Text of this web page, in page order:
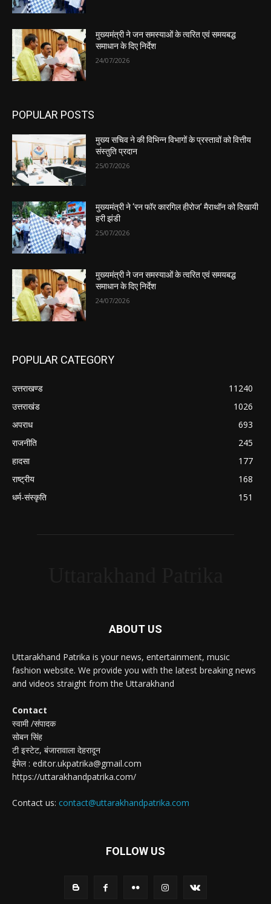
मुख्यमंत्री ने जन समस्याओं के त्वरित एवं समयबद्ध
समाधान के दिए निर्देश
24/07/2026
POPULAR POSTS
मुख्य सचिव ने की विभिन्न विभागों के प्रस्तावों को वित्तीय
संस्तुति प्रदान
25/07/2026
मुख्यमंत्री ने ‘रन फॉर कारगिल हीरोज’ मैराथॉन को दिखायी
हरी झंडी
25/07/2026
मुख्यमंत्री ने जन समस्याओं के त्वरित एवं समयबद्ध
समाधान के दिए निर्देश
24/07/2026
POPULAR CATEGORY
उत्तराखण्ड
11240
उत्तराखंड
1026
अपराध
693
राजनीति
245
हादसा
177
राष्ट्रीय
168
धर्म-संस्कृति
151
ABOUT US
Uttarakhand Patrika is your news, entertainment, music
fashion website. We provide you with the latest breaking news
and videos straight from the Uttarakhand
Contact
स्वामी /संपादक
सोबन सिंह
टी इस्टेट, बंजारावाला देहरादून
ईमेल : editor.ukpatrika@gmail.com
https://uttarakhandpatrika.com/
Contact us: contact@uttarakhandpatrika.com
FOLLOW US